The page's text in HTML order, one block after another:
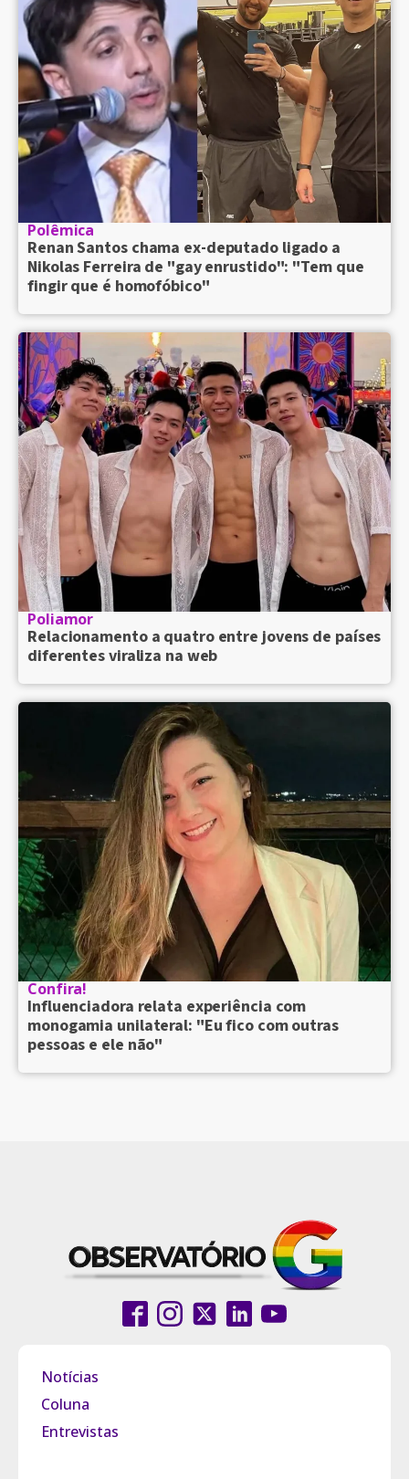
Polêmica
Renan Santos chama ex-deputado ligado a
Nikolas Ferreira de "gay enrustido": "Tem que
fingir que é homofóbico"
Poliamor
Relacionamento a quatro entre jovens de países
diferentes viraliza na web
Confira!
Influenciadora relata experiência com
monogamia unilateral: "Eu fico com outras
pessoas e ele não"
Notícias
Coluna
Entrevistas